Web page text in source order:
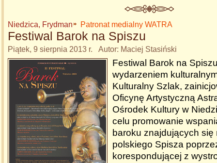
Niedzica, Frydman Patronat medialny WATRA
Festiwal Barok na Spiszu
Piątek, 9 sierpnia 2013 r. Autor: Maciej Stasiński
Festiwal Barok na
wydarzeniem
Kulturalny Szlak,
Oficynę Artystyczną
Ośrodek Kultury w
celu promowanie
baroku znajdujących się
polskiego Spisza
korespondującej z